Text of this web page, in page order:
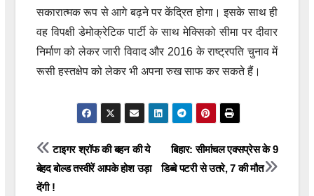
सकारात्मक रूप से आगे बढ़ने पर केंद्रित होगा। इसके साथ ही
वह विपक्षी डेमोक्रेटिक पार्टी के साथ मेक्सिको सीमा पर दीवार
निर्माण को लेकर जारी विवाद और 2016 के राष्ट्रपति चुनाव में
रूसी हस्तक्षेप को लेकर भी अपना रुख साफ कर सकते हैं।
Post
navigation
बिहार: सीमांचल एक्सप्रेस के 9
डिब्बे पटरी से उतरे, 7 की मौत
टाइगर श्रॉफ की बहन की ये
बेहद बोल्ड तस्वीरें आपके होश उड़ा
देंगी !